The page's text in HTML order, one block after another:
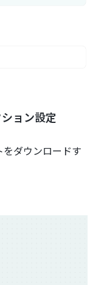
ョン設定
ダウンロードす